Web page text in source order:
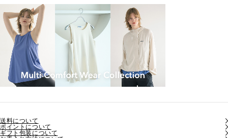
送料について
ポイントについて
ギフト包装について